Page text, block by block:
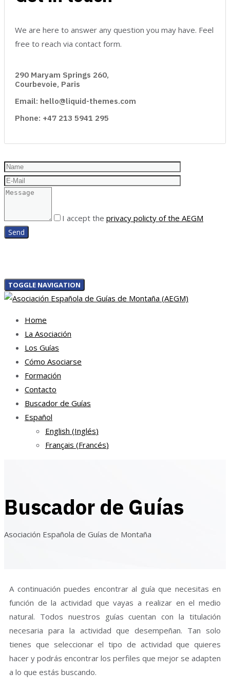
We are here to answer any question you may have. Feel
free to reach via contact form.
290 Maryam Springs 260,
Courbevoie, Paris
Email: hello@liquid-themes.com
Phone: +47 213 5941 295
I accept the privacy policty of the AEGM
TOGGLE NAVIGATION
Home
La Asociación
Los Guías
Cómo Asociarse
Formación
Contacto
Buscador de Guías
Español
English (Inglés)
Français (Francés)
Buscador de Guías
Asociación Española de Guías de Montaña
A continuación puedes encontrar al guía que necesitas en
función de la actividad que vayas a realizar en el medio
natural. Todos nuestros guías cuentan con la titulación
necesaria para la actividad que desempeñan. Tan solo
tienes que seleccionar el tipo de actividad que quieres
hacer y podrás encontrar los perfiles que mejor se adapten
a lo que estás buscando.